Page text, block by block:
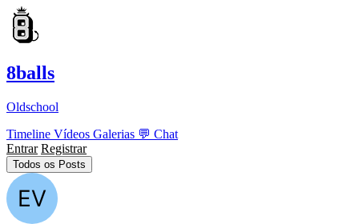
8balls
Oldschool
Timeline Vídeos Galerias 💬 Chat
Entrar Registrar
Todos os Posts